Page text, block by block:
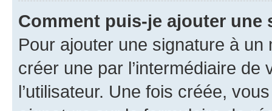
Comment puis-je ajouter une
Pour ajouter une signature à un
créer une par l’intermédiaire
l’utilisateur. Une fois créée,